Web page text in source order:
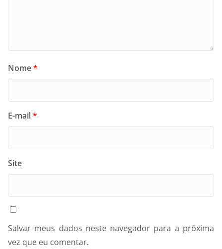
Nome*
E-mail*
Site
Salvar meus dados neste navegador para a próxima
vez que eu comentar.